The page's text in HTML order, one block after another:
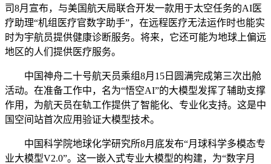
司8月宣布，与美国航天局联合开发一款用于太空任务的AI医
疗助理“机组医疗官数字助手”，在远程医疗无法运作时也能实
时为宇航员提供健康诊断服务。将来，它还可能为地球上偏远
地区的人们提供医疗服务。
中国神舟二十号航天员乘组8月15日圆满完成第三次出舱
活动。在准备工作中，名为“悟空AI”的大模型发挥了辅助支撑
作用，为航天员在轨工作提供了智能化、专业化支持。这是中
国空间站首次应用验证大模型技术。
中国科学院地球化学研究所8月底发布“月球科学多模态专
业大模型V2.0”。这一嵌入式专业大模型的构建，为“数字月